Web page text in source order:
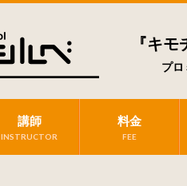
『キ
プロ
講師
INSTRUCTOR
料金
FEE